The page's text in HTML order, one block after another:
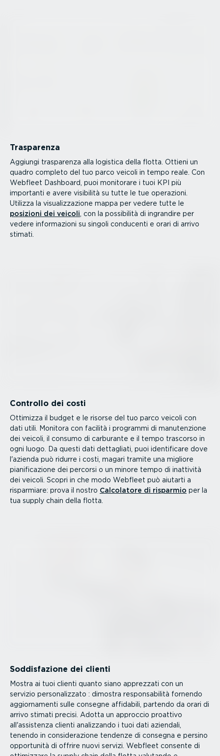
Trasparenza
Aggiungi trasparenza alla logistica della flotta. Ottieni un
quadro completo del tuo parco veicoli in tempo reale. Con
Webfleet Dashboard, puoi monitorare i tuoi KPI più
importanti e avere visibilità su tutte le tue operazioni.
Utilizza la visua­liz­za­zione mappa per vedere tutte le
posizioni dei veicoli , con la possibilità di ingrandire per
vedere infor­ma­zioni su singoli conducenti e orari di arrivo
stimati.
Controllo dei costi
Ottimizza il budget e le risorse del tuo parco veicoli con
dati utili. Monitora con facilità i programmi di manuten­zione
dei veicoli, il consumo di carburante e il tempo trascorso in
ogni luogo. Da questi dati dettagliati, puoi identi­ficare dove
l'azienda può ridurre i costi, magari tramite una migliore
piani­fi­ca­zione dei percorsi o un minore tempo di inattività
dei veicoli. Scopri in che modo Webfleet può aiutarti a
risparmiare: prova il nostro Calcolatore di risparmio per la
tua supply chain della flotta.
Soddi­sfa­zione dei clienti
Mostra ai tuoi clienti quanto siano apprezzati con un
servizio perso­na­lizzato : dimostra respon­sa­bilità fornendo
aggior­na­menti sulle consegne affidabili, partendo da orari di
arrivo stimati precisi. Adotta un approccio proattivo
all'assistenza clienti analizzando i tuoi dati aziendali,
tenendo in consi­de­ra­zione tendenze di consegna e persino
opportunità di offrire nuovi servizi. Webfleet consente di